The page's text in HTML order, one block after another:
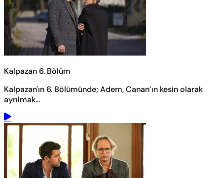
Kalpazan 6. Bölüm
Kalpazan'ın 6. Bölümünde; Adem, Canan’ın kesin olarak
ayrılmak...